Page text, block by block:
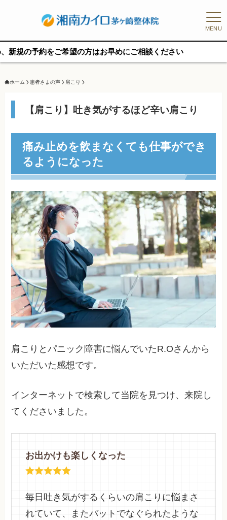
MENU
ご希望の方はお早めにご相談ください
ホーム 患者さまの声 肩こり
【肩こり】吐き気がするほど辛い肩こり
痛み止めを飲まなくても仕事ができ
るようになった
肩こりとパニック障害に悩んでいたR.Oさんから
いただいた感想です。
インターネットで検索して当院を見つけ、来院し
てくださいました。
お出かけも楽しくなった
毎日吐き気がするくらいの肩こりに悩まさ
れていて、またバットでなぐられたような